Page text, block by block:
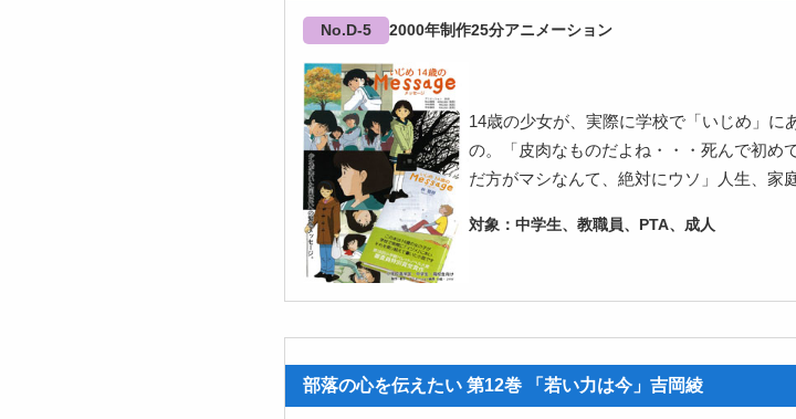
No.D-5 2000 25 アニメーション
14歳の少女が、実際に学校で「いじめ」に
の。「皮肉なものだよね・・・死んで初め
だ方がマシなんて、絶対にウソ」人生、家
中学生、教職員、PTA、成人
部落の心を伝えたい 第12巻 「若い力は今」吉岡綾